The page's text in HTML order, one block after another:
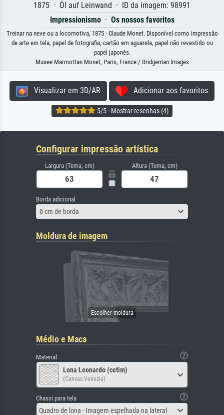
1875 · Öl auf Leinwand · ID da imagem: 98991
Impressionismo· Os nossos favoritos
Treinar na neve ou a locomotiva, 1875 · Claude Monet. Disponível como impressão
de arte em tela, papel de fotografia, cartão em aguarela, papel não revestido ou
papel japonês.
Musee Marmottan Monet, Paris, France / Bridgeman Images
Visualizar em 3D/AR Adicionar aos favoritos
5/5 · Mostrar resenhas (4)
Configurar impressão artística
Largura (Tema, cm) Altura (Tema, cm)
Borda adicional
0 cm de borda
Moldura de imagem
Médio e Maca
Material
Lona Leonardo (cetim)
(Canvas Venezia)
Chassi para tela
Quadro de lona - Imagem espelhada na lateral